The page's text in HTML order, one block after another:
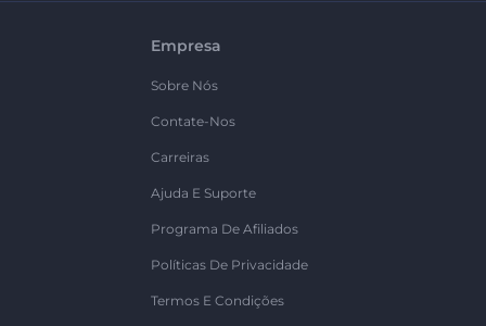
Empresa
Sobre Nós
Contate-Nos
Carreiras
Ajuda E Suporte
Programa De Afiliados
Políticas De Privacidade
Termos E Condições